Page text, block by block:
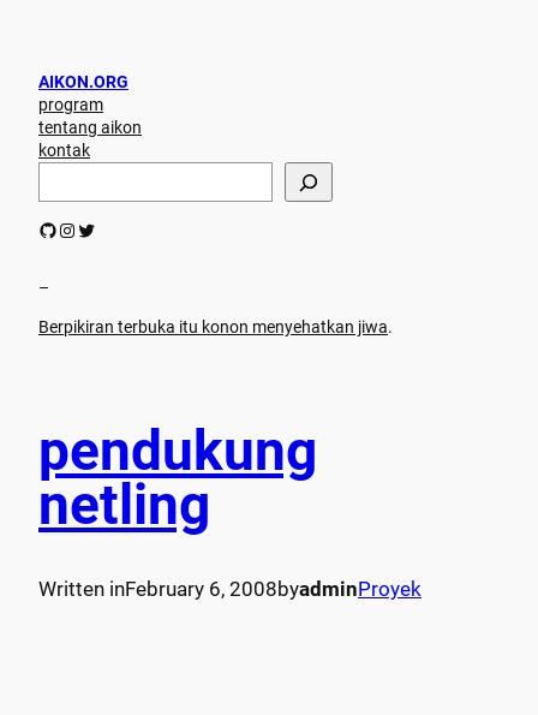
AIKON.ORG
program
tentang aikon
kontak
r
h
GitHub Instagram Twitter
–
Berpikiran terbuka itu konon menyehatkan jiwa.
pendukung
netling
Written inFebruary 6, 2008byadmin Proyek